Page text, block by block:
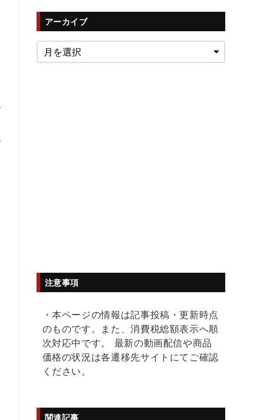
アーカイブ
注意事項
・本ページの情報は記事投稿・更新時点
のものです。また、消費税総額表示へ順
次対応中です。 最新の動画配信や商品
価格の状況は各遷移先サイトにてご確認
ください。
関連記事